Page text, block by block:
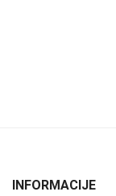
INFORMACIJE